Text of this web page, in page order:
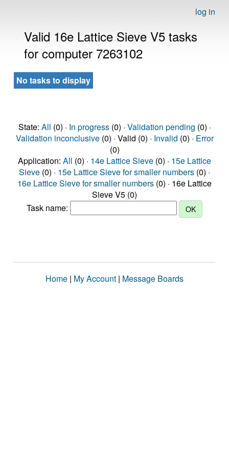
log in
Valid 16e Lattice Sieve V5 tasks
for computer 7263102
No tasks to display
State: All (0) · In progress(0) · Validation pending (0) ·
Validation inconclusive(0) · Valid (0) · Invalid (0) · Error
(0)
Application: All (0) · 14e Lattice Sieve (0) · 15e Lattice
Sieve (0) · 15e Lattice Sieve for smaller numbers (0) ·
16e Lattice Sieve for smaller numbers (0) · 16e Lattice
Sieve V5 (0)
Task name:
Home | My Account | Message Boards